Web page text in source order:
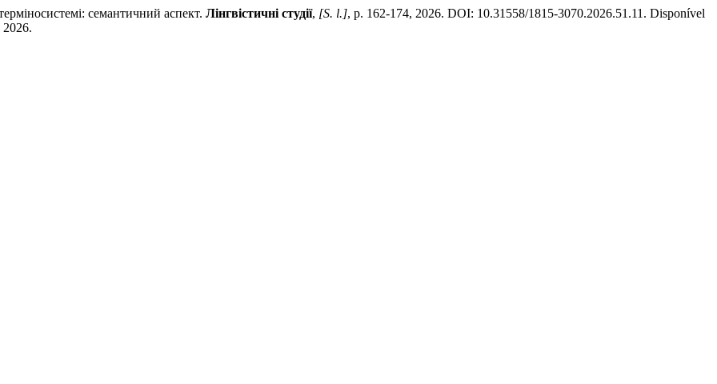
семантичний аспект. Лінгвістичні студії, [S. l.], p. 162-174, 2026. DOI: 10.31558/1815-3070.2026.51.11. Disponível
2026.